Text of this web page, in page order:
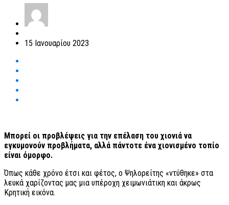
15 Ιανουαρίου 2023
Μπορεί οι προβλέψεις για την επέλαση του χιονιά να
εγκυμονούν προβλήματα, αλλά πάντοτε ένα χιονισμένο τοπίο
είναι όμορφο.
Όπως κάθε χρόνο έτσι και φέτος, ο Ψηλορείτης «ντύθηκε» στα
λευκά χαρίζοντας μας μια υπέροχη χειμωνιάτικη και άκρως
Κρητική εικόνα.